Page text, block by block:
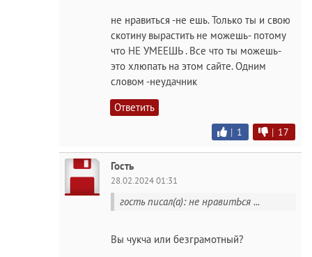
не нравиться -не ешь. Только ты и свою
скотину вырастить не можешь- потому
что НЕ УМЕЕШЬ . Все что ты можешь-
это хлюпать на этом сайте. Одним
словом -неудачник
Ответить
| 1 | 17
Гость
28.02.2024 01:31
гость писал(а): не нравитЬся ...
Вы чукча или безграмотный?